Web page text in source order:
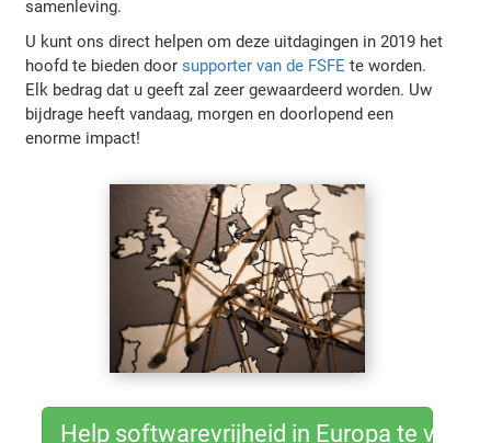
samenleving.
U kunt ons direct helpen om deze uitdagingen in 2019 het
hoofd te bieden doorsupporter van de FSFE te worden.
Elk bedrag dat u geeft zal zeer gewaardeerd worden. Uw
bijdrage heeft vandaag, morgen en doorlopend een
enorme impact!
Help softwarevrijheid in Europa te